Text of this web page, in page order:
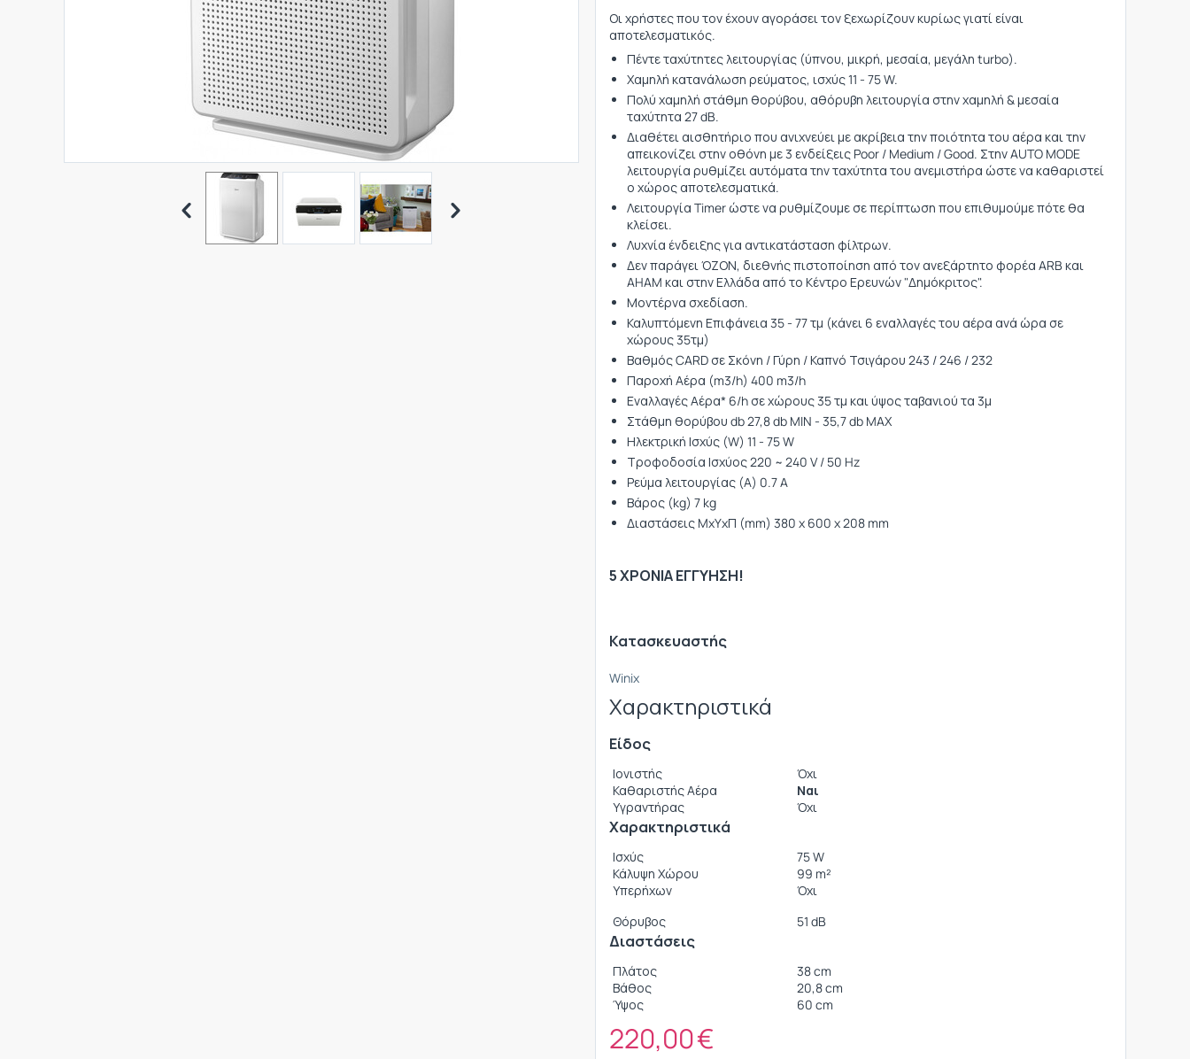
Οι χρήστες που τον έχουν αγοράσει τον ξεχωρίζουν κυρίως γιατί είναι
αποτελεσματικός.
Πέντε ταχύτητες λειτουργίας (ύπνου, μικρή, μεσαία, μεγάλη turbo).
Χαμηλή κατανάλωση ρεύματος, ισχύς 11 - 75 W.
Πολύ χαμηλή στάθμη θορύβου, αθόρυβη λειτουργία στην χαμηλή & μεσαία
ταχύτητα 27 dB.
Διαθέτει αισθητήριο που ανιχνεύει με ακρίβεια την ποιότητα του αέρα και την
απεικονίζει στην οθόνη με 3 ενδείξεις Poor / Medium / Good. Στην AUTO MODE
λειτουργία ρυθμίζει αυτόματα την ταχύτητα του ανεμιστήρα ώστε να καθαριστεί
ο χώρος αποτελεσματικά.
Λειτουργία Timer ώστε να ρυθμίζουμε σε περίπτωση που επιθυμούμε πότε θα
κλείσει.
Λυχνία ένδειξης για αντικατάσταση φίλτρων.
Δεν παράγει ΌΖΟΝ, διεθνής πιστοποίηση από τον ανεξάρτητο φορέα ARB και
AHAM και στην Ελλάδα από το Κέντρο Ερευνών "Δημόκριτος".
Μοντέρνα σχεδίαση.
Καλυπτόμενη Επιφάνεια 35 - 77 τμ (κάνει 6 εναλλαγές του αέρα ανά ώρα σε
χώρους 35τμ)
Βαθμός CARD σε Σκόνη / Γύρη / Καπνό Τσιγάρου 243 / 246 / 232
Παροχή Αέρα (m3/h) 400 m3/h
Εναλλαγές Αέρα* 6/h σε χώρους 35 τμ και ύψος ταβανιού τα 3μ
Στάθμη θορύβου db 27,8 db MIN - 35,7 db MAX
Ηλεκτρική Ισχύς (W) 11 - 75 W
Τροφοδοσία Ισχύος 220 ~ 240 V / 50 Hz
Pεύμα λειτουργίας (Α) 0.7 A
Βάρος (kg) 7 kg
Διαστάσεις MxYxΠ (mm) 380 x 600 x 208 mm
5 ΧΡΟΝΙΑ ΕΓΓΥΗΣΗ!
Κατασκευαστής
Winix
Χαρακτηριστικά
Είδος
Ιονιστής
Όχι
Καθαριστής Αέρα
Ναι
Υγραντήρας
Όχι
Χαρακτηριστικά
Ισχύς
75 W
Κάλυψη Χώρου
99 m²
Υπερήχων
Όχι
Θόρυβος
51 dB
Διαστάσεις
Πλάτος
38 cm
Βάθος
20,8 cm
Ύψος
60 cm
220,00€